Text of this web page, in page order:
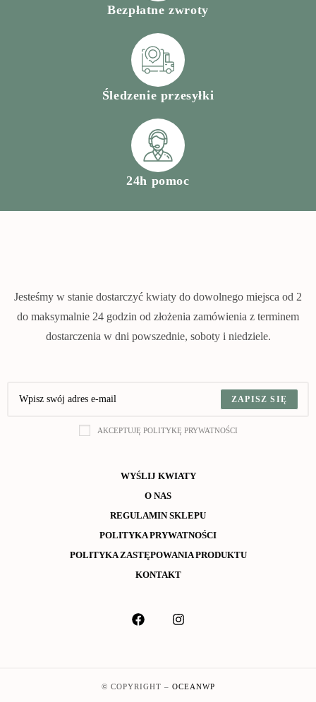
Bezpłatne zwroty
Śledzenie przesyłki
24h pomoc
Jesteśmy w stanie dostarczyć kwiaty do dowolnego miejsca od 2
do maksymalnie 24 godzin od złożenia zamówienia z terminem
dostarczenia w dni powszednie, soboty i niedziele.
ZAPISZ SIĘ
AKCEPTUJĘ POLITYKĘ PRYWATNOŚCI
WYŚLIJ KWIATY
O NAS
REGULAMIN SKLEPU
POLITYKA PRYWATNOŚCI
POLITYKA ZASTĘPOWANIA PRODUKTU
KONTAKT
© COPYRIGHT – OCEANWP